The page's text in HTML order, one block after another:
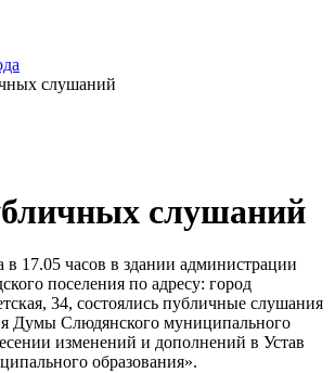
слушаний
слушаний
в 17.05 часов в здании администрации
поселения по адресу: город
34, состоялись публичные слушания
Думы Слюдянского муниципального
изменений и дополнений в Устав
образования».